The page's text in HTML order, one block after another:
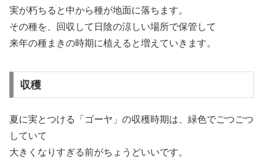
実が朽ちると中から種が地面に落ちます。
その種を、回収して日陰の涼しい場所で保管して
来年の種まきの時期に植えると増えていきます。
収穫
夏に実とつける「ゴーヤ」の収穫時期は、緑色でごつごつ
していて
大きくなりすぎる前がちょうどいいです。